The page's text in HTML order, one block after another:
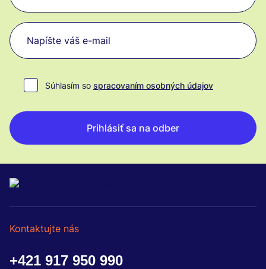
Súhlasím so spracovaním osobných údajov
Prihlásiť sa na odber
Kontaktujte nás
+421 917 950 990